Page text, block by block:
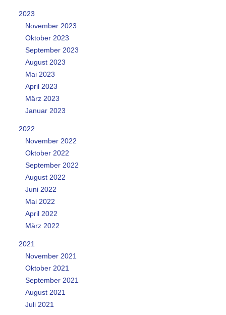
2023
November 2023
Oktober 2023
September 2023
August 2023
Mai 2023
April 2023
März 2023
Januar 2023
2022
November 2022
Oktober 2022
September 2022
August 2022
Juni 2022
Mai 2022
April 2022
März 2022
2021
November 2021
Oktober 2021
September 2021
August 2021
Juli 2021